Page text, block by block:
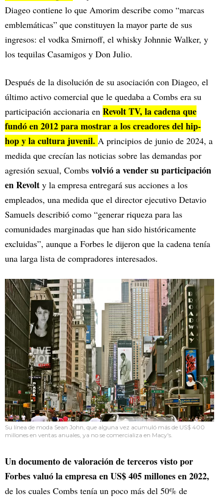
Diageo contiene lo que Amorim describe como “marcas
emblemáticas” que constituyen la mayor parte de sus
ingresos: el vodka Smirnoff, el whisky Johnnie Walker, y
los tequilas Casamigos y Don Julio.
Después de la disolución de su asociación con Diageo, el
último activo comercial que le quedaba a Combs era su
participación accionaria en Revolt TV, la cadena que
fundó en 2012 para mostrar a los creadores del hip-
hop y la cultura juvenil. A principios de junio de 2024, a
medida que crecían las noticias sobre las demandas por
agresión sexual, Combs volvió a vender su participación
en Revolt y la empresa entregará sus acciones a los
empleados, una medida que el director ejecutivo Detavio
Samuels describió como “generar riqueza para las
comunidades marginadas que han sido históricamente
excluidas”, aunque a Forbes le dijeron que la cadena tenía
una larga lista de compradores interesados.
Su línea de moda Sean John, que alguna vez acumuló más de US$ 400
millones en ventas anuales, ya no se comercializa en Macy's.
Un documento de valoración de terceros visto por
Forbes valuó la empresa en US$ 405 millones en 2022,
de los cuales Combs tenía un poco más del 50% de